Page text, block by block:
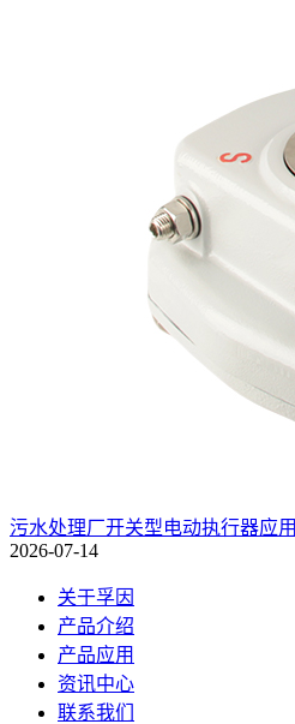
污水处理厂开关型电动执行器应用
2026-07-14
关于孚因
产品介绍
产品应用
资讯中心
联系我们